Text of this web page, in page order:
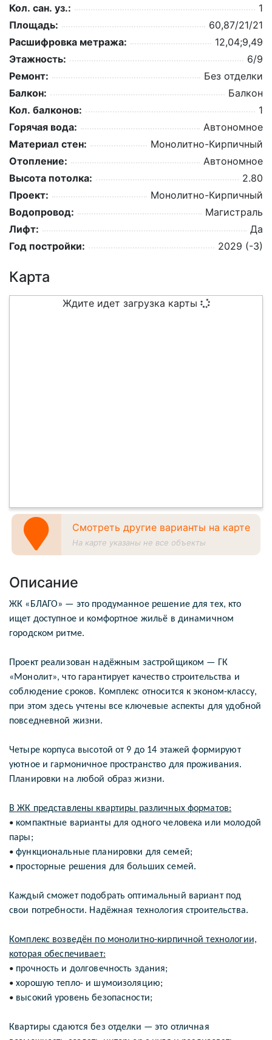
Кол. сан. уз.:
1
Площадь:
60,87/21/21
Расшифровка метража:
12,04;9,49
Этажность:
6/9
Ремонт:
Без отделки
Балкон:
Балкон
Кол. балконов:
1
Горячая вода:
Автономное
Материал стен:
Монолитно-Кирпичный
Отопление:
Автономное
Высота потолка:
2.80
Проект:
Монолитно-Кирпичный
Водопровод:
Магистраль
Лифт:
Да
Год постройки:
2029 (-3)
Карта
Ждите идет загрузка карты
Смотреть другие варианты на карте
На карте указаны не все объекты
Описание
ЖК «БЛАГО» — это продуманное решение для тех, кто
ищет доступное и комфортное жильё в динамичном
городском ритме.
Проект реализован надёжным застройщиком — ГК
«Монолит», что гарантирует качество строительства и
соблюдение сроков. Комплекс относится к эконом-классу,
при этом здесь учтены все ключевые аспекты для удобной
повседневной жизни.
Четыре корпуса высотой от 9 до 14 этажей формируют
уютное и гармоничное пространство для проживания.
Планировки на любой образ жизни.
В ЖК представлены квартиры различных форматов:
• компактные варианты для одного человека или молодой
пары;
• функциональные планировки для семей;
• просторные решения для больших семей.
Каждый сможет подобрать оптимальный вариант под
свои потребности. Надёжная технология строительства.
Комплекс возведён по монолитно-кирпичной технологии,
которая обеспечивает:
• прочность и долговечность здания;
• хорошую тепло- и шумоизоляцию;
• высокий уровень безопасности;
Квартиры сдаются без отделки — это отличная